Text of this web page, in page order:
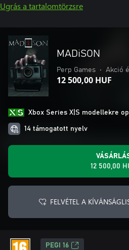
Ugrás a tartalomtörzsre
MADiSON
Perp Games • Akció
12 500,00 HUF
Xbox Series X|S modellekre
14 támogatott nyelv
12 500,00
FELVÉTEL A
PEGI 16